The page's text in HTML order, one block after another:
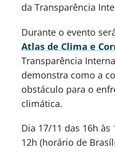
da Transparência
Durante o evento
Atlas de Clima e
Transparência
demonstra como a
obstáculo para o
climática.
Dia 17/11 das 16h às
12h (horário de